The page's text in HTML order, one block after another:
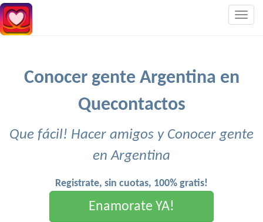
Conocer gente Argentina en
Quecontactos
Que fácil! Hacer amigos y Conocer gente
en Argentina
Registrate, sin cuotas, 100% gratis!
Enamorate YA!